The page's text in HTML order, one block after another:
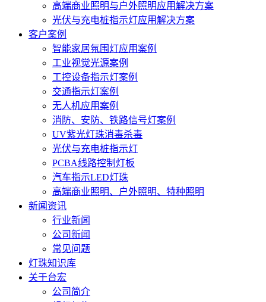
高端商业照明与户外照明应用解决方案
光伏与充电桩指示灯应用解决方案
客户案例
智能家居氛围灯应用案例
工业视觉光源案例
工控设备指示灯案例
交通指示灯案例
无人机应用案例
消防、安防、铁路信号灯案例
UV紫光灯珠消毒杀毒
光伏与充电桩指示灯
PCBA线路控制灯板
汽车指示LED灯珠
高端商业照明、户外照明、特种照明
新闻资讯
行业新闻
公司新闻
常见问题
灯珠知识库
关于台宏
公司简介